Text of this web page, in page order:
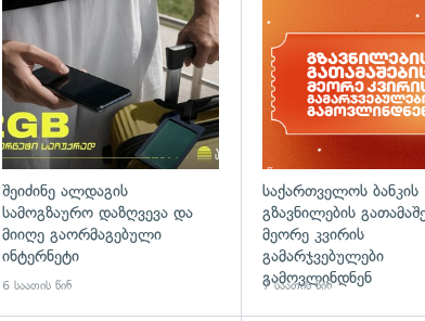
გადახედვა
შეიძინე ალდაგის
სამოგზაურო დაზღვევა და
მიიღე გაორმაგებული
ინტერნეტი
6 საათის წინ
საქართველოს ბანკის
გზავნილების
მეორე კვირის
გამარჯვებულები
გამოვლინდნენ
7 საათის წინ